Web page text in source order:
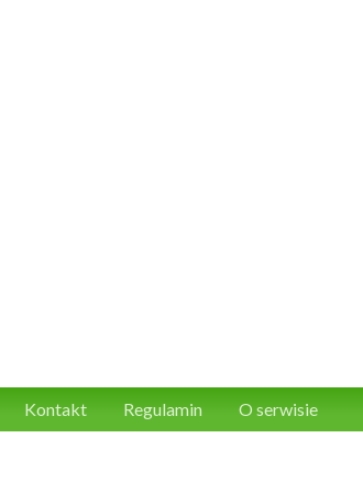
Kontakt Regulamin O serwisie